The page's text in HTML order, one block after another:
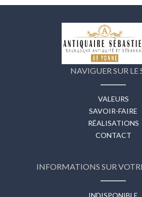
NAVIGUER SUR LE
VALEURS
SAVOIR-FAIRE
RÉALISATIONS
CONTACT
INFORMATIONS SUR
INDISPONIBLE